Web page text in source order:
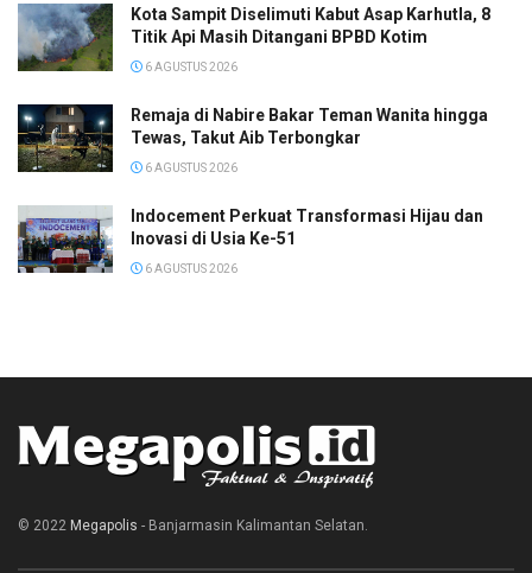
Kota Sampit Diselimuti Kabut Asap Karhutla, 8
Titik Api Masih Ditangani BPBD Kotim
6 AGUSTUS 2026
Remaja di Nabire Bakar Teman Wanita hingga
Tewas, Takut Aib Terbongkar
6 AGUSTUS 2026
Indocement Perkuat Transformasi Hijau dan
Inovasi di Usia Ke-51
6 AGUSTUS 2026
© 2022 Megapolis - Banjarmasin Kalimantan Selatan.